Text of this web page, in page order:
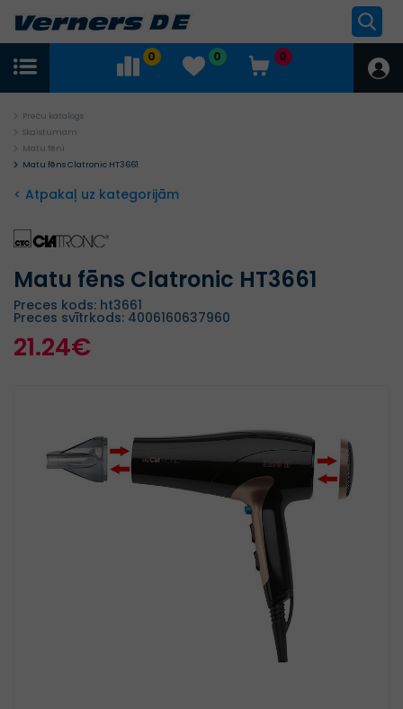
0 0 0
Preču katalogs
Skaistumam
Matu fēni
Matu fēns Clatronic HT3661
< Atpakaļ uz kategorijām
Matu fēns Clatronic HT3661
Preces kods: ht3661
Preces svītrkods: 4006160637960
21.24€